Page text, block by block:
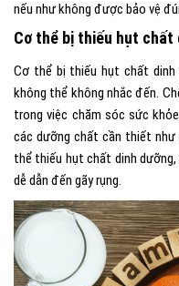
nếu như không được bảo vệ
Cơ thể bị thiếu hụt chất
Cơ thể bị thiếu hụt chất dinh
không thể không nhắc đến.
trong việc chăm sóc sức
các dưỡng chất cần thiết
thể thiếu hụt chất dinh
dễ dẫn đến gãy rụng.